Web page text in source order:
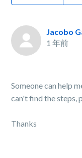
Jacobo
1 年前
Someone can help
can't find the steps,
Thanks